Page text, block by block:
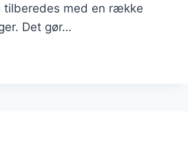
tilberedes med en række
Det gør…